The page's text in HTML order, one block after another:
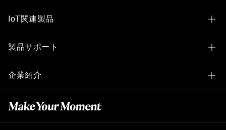
OPPO Find N6
OPPO Find X9
OPPO Find X8
OPPO Reno14 5G
OPPO Reno10 Pro 5G
IoT関連製品
OPPO Pad 3 Matte Display Edition
OPPO Pad Neo
OPPO Pad Air
製品サポート
製品サポートトップ
アフターサービス
公式修理サービス
企業紹介